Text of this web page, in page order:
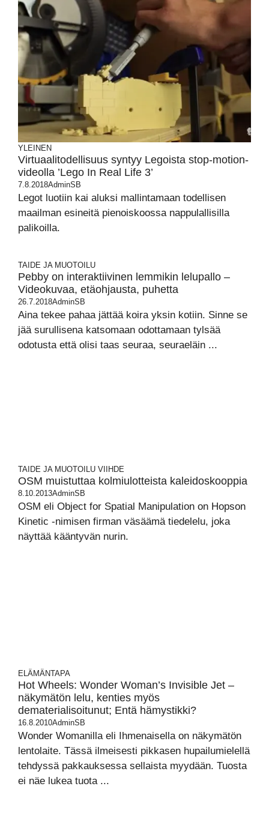
YLEINEN
Virtuaalitodellisuus syntyy Legoista stop-motion-
videolla ’Lego In Real Life 3’
7.8.2018AdminSB
Legot luotiin kai aluksi mallintamaan todellisen
maailman esineitä pienoiskoossa nappulallisilla
palikoilla.
TAIDE JA MUOTOILU
Pebby on interaktiivinen lemmikin lelupallo –
Videokuvaa, etäohjausta, puhetta
26.7.2018AdminSB
Aina tekee pahaa jättää koira yksin kotiin. Sinne se
jää surullisena katsomaan odottamaan tylsää
odotusta että olisi taas seuraa, seuraeläin ...
TAIDE JA MUOTOILU VIIHDE
OSM muistuttaa kolmiulotteista kaleidoskooppia
8.10.2013AdminSB
OSM eli Object for Spatial Manipulation on Hopson
Kinetic -nimisen firman väsäämä tiedelelu, joka
näyttää kääntyvän nurin.
ELÄMÄNTAPA
Hot Wheels: Wonder Woman’s Invisible Jet –
näkymätön lelu, kenties myös
dematerialisoitunut; Entä hämystikki?
16.8.2010AdminSB
Wonder Womanilla eli Ihmenaisella on näkymätön
lentolaite. Tässä ilmeisesti pikkasen hupailumielellä
tehdyssä pakkauksessa sellaista myydään. Tuosta
ei näe lukea tuota ...